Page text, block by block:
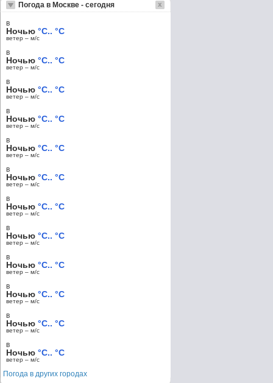
Погода в Москве - сегодня
в
Ночью °C.. °C
ветер – м/c
в
Ночью °C.. °C
ветер – м/c
в
Ночью °C.. °C
ветер – м/c
в
Ночью °C.. °C
ветер – м/c
в
Ночью °C.. °C
ветер – м/c
в
Ночью °C.. °C
ветер – м/c
в
Ночью °C.. °C
ветер – м/c
в
Ночью °C.. °C
ветер – м/c
в
Ночью °C.. °C
ветер – м/c
в
Ночью °C.. °C
ветер – м/c
в
Ночью °C.. °C
ветер – м/c
в
Ночью °C.. °C
ветер – м/c
Погода в других городах